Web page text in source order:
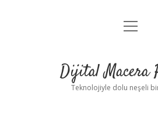
Anasayfa
Yasal Uyarı
menüyü
Dijital Macera
Teknolojiyle dolu neşeli